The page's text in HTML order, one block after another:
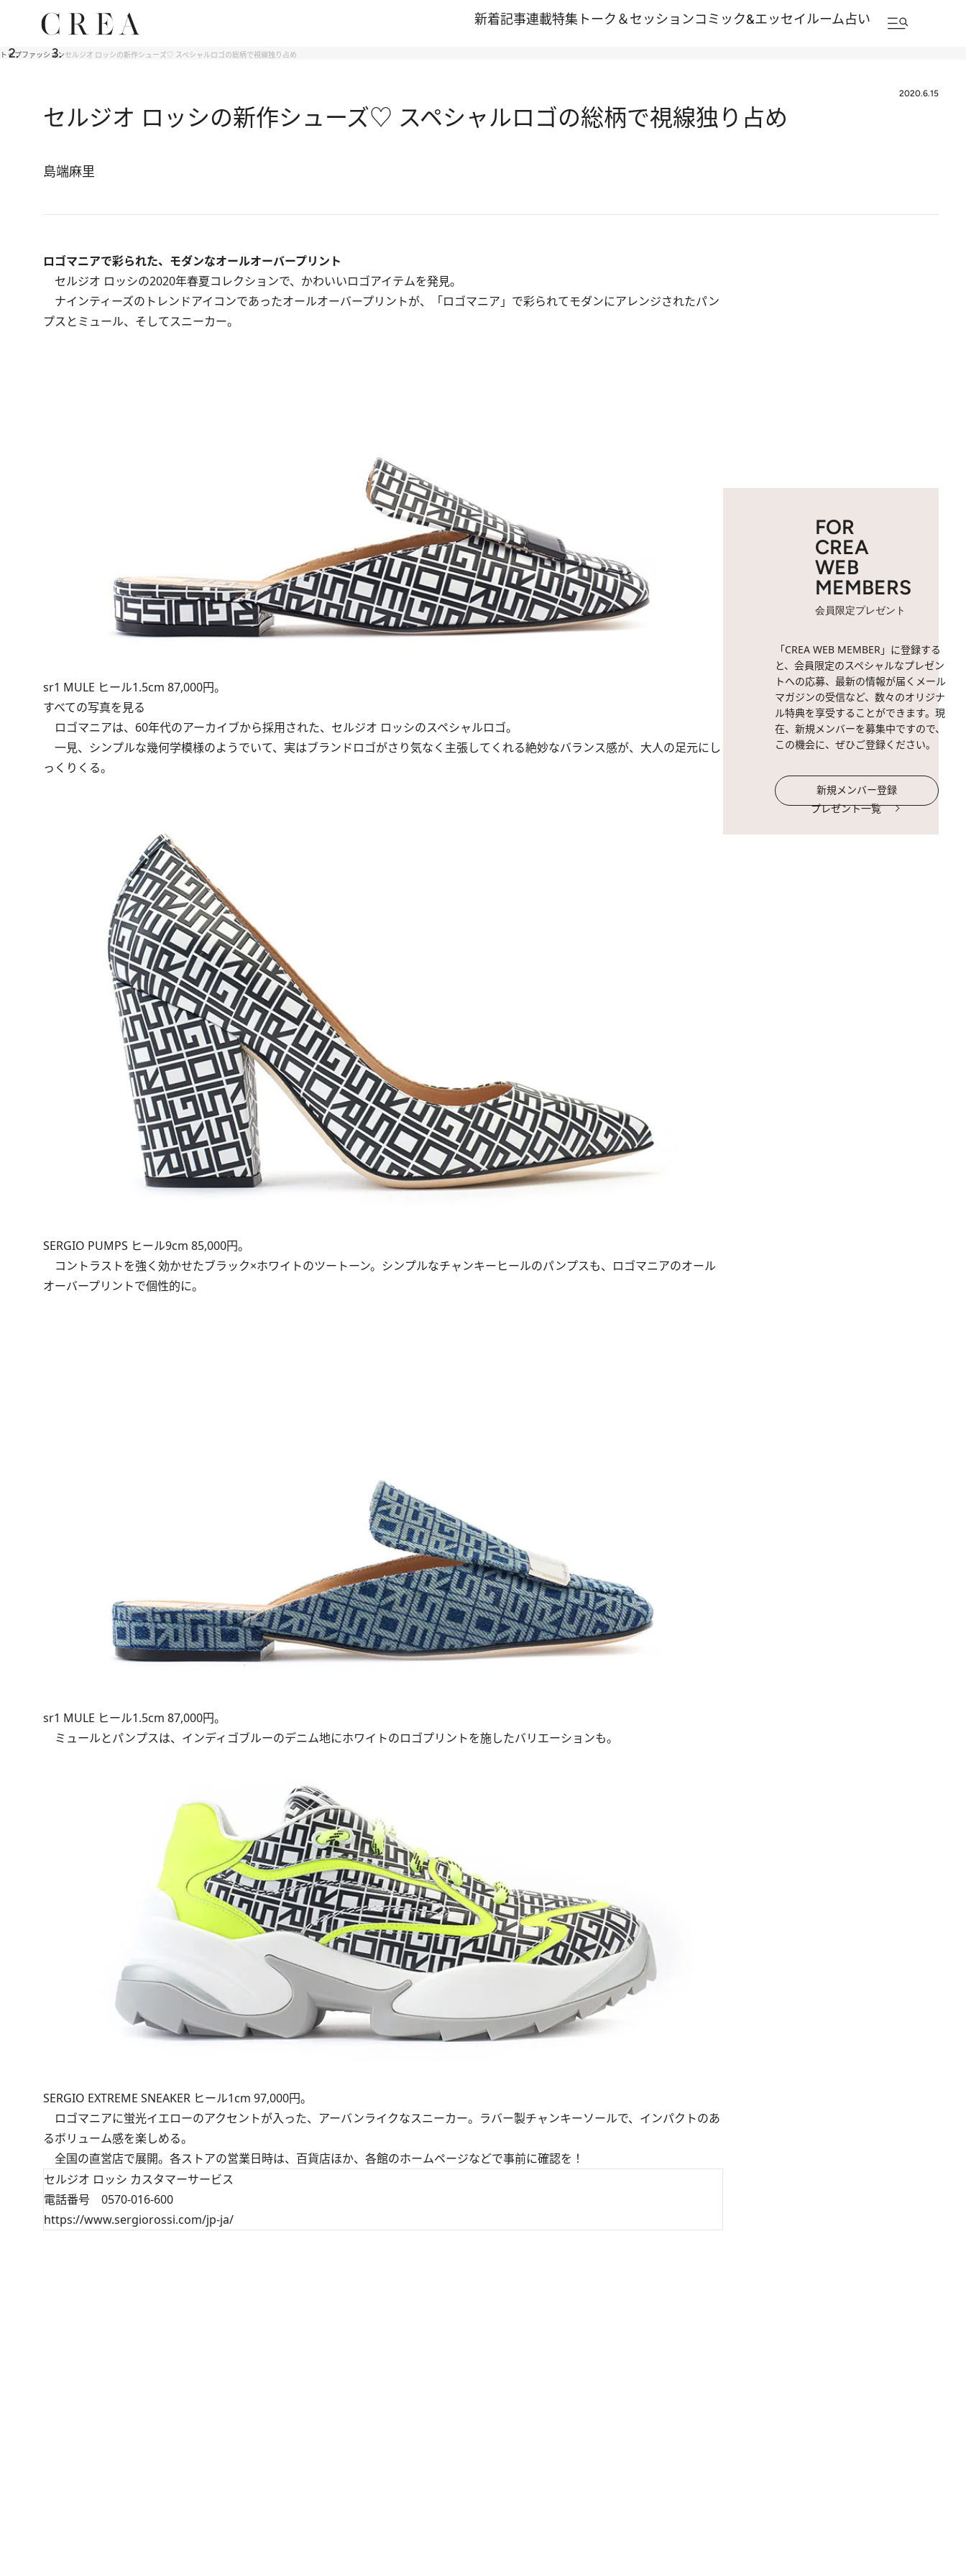
新着記事連載特集 トーク＆セッションコミック&エッセイルーム占い
トップファッションセルジオ ロッシの新作シューズ♡ スペシャルロゴの総柄で視線独り占め
2020.6.15
セルジオ ロッシの新作シューズ♡ スペシャルロゴの総柄で視線独り占め
島端麻里
ロゴマニアで彩られた、モダンなオールオーバープリント
セルジオ ロッシの2020年春夏コレクションで、かわいいロゴアイテムを発見。
ナインティーズのトレンドアイコンであったオールオーバープリントが、「ロゴマニア」で彩られてモダンにアレンジされたパン
プスとミュール、そしてスニーカー。
sr1 MULE ヒール1.5cm 87,000円。
すべての写真を見る
ロゴマニアは、60年代のアーカイブから採用された、セルジオ ロッシのスペシャルロゴ。
一見、シンプルな幾何学模様のようでいて、実はブランドロゴがさり気なく主張してくれる絶妙なバランス感が、大人の足元にし
っくりくる。
SERGIO PUMPS ヒール9cm 85,000円。
コントラストを強く効かせたブラック×ホワイトのツートーン。シンプルなチャンキーヒールのパンプスも、ロゴマニアのオール
オーバープリントで個性的に。
sr1 MULE ヒール1.5cm 87,000円。
ミュールとパンプスは、インディゴブルーのデニム地にホワイトのロゴプリントを施したバリエーションも。
SERGIO EXTREME SNEAKER ヒール1cm 97,000円。
ロゴマニアに蛍光イエローのアクセントが入った、アーバンライクなスニーカー。ラバー製チャンキーソールで、インパクトのあ
るボリューム感を楽しめる。
全国の直営店で展開。各ストアの営業日時は、百貨店ほか、各館のホームページなどで事前に確認を！
セルジオ ロッシ カスタマーサービス
電話番号 0570-016-600
https://www.sergiorossi.com/jp-ja/
FOR
CREA
WEB
MEMBERS
会員限定プレゼント
「CREA WEB MEMBER」に登録する
と、会員限定のスペシャルなプレゼン
トへの応募、最新の情報が届くメール
マガジンの受信など、数々のオリジナ
ル特典を享受することができます。現
在、新規メンバーを募集中ですので、
この機会に、ぜひご登録ください。
新規メンバー登録
プレゼント一覧